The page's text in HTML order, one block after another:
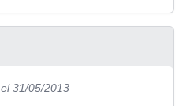
el 31/05/2013